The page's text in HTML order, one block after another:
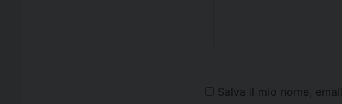
Salva il mio nome,